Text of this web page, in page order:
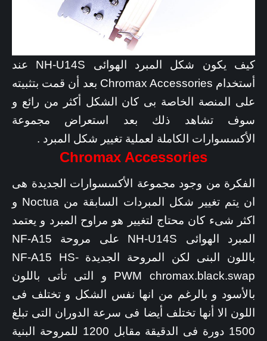
كيف يكون شكل المبرد الهوائى NH-U14S عند
أستخدام Chromax Accessories بعد أن قمت بتثبيته
على المنصة الخاصة بى كان الشكل أكثر من رائع و
سوف تشاهد ذلك بعد استعراض مجموعة
الأكسسوارات الكاملة لعملية تغيير شكل المبرد .
Chromax Accessories
الفكرة من وجود مجموعة الأكسسوارات الجديدة هى
ان يتم تغيير شكل المبردات السابقة من Noctua و
اكثر شىء كان محتاج لتغيير هو مراوح المبرد و يعتمد
المبرد الهوائى NH-U14S على مروحة NF-A15
باللون البنى لكن المروحة الجديدة NF-A15 HS-
PWM chromax.black.swap و التى تأتى باللون
بالأسود و بالرغم من انها نفس الشكل و تختلف فى
اللون الا أنها تختلف أيضا فى سرعة الدوران التى تبلغ
1500 دورة فى الدقيقة مقابل 1200 للمروحة البنية